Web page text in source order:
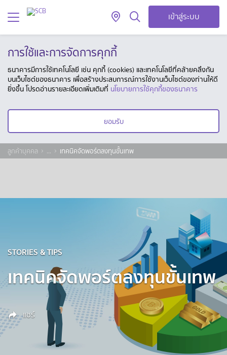
เข้าสู่ระบบ
การใช้และการจัดการคุกกี้
ธนาคารมีการใช้เทคโนโลยี เช่น คุกกี้ (cookies) และเทคโนโลยีที่คล้ายคลึงกัน
บนเว็บไซต์ของธนาคาร เพื่อสร้างประสบการณ์การใช้งานเว็บไซต์ของท่านให้ดี
ยิ่งขึ้น โปรดอ่านรายละเอียดเพิ่มเติมที่ นโยบายการใช้คุกกี้ของธนาคาร
ยอมรับ
ลูกค้าบุคคล ... เทคนิคจัดพอร์ตลงทุนขั้นเทพ
STORIES & TIPS
เทคนิคจัดพอร์ตลงทุนขั้นเทพ
แชร์